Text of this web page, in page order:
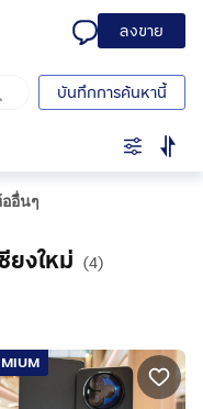
ลงขาย
บันทึกการค้นหานี้
อื่นๆ
ยงใหม่ (4)